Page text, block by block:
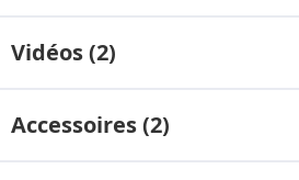
Vidéos (2)
Accessoires (2)